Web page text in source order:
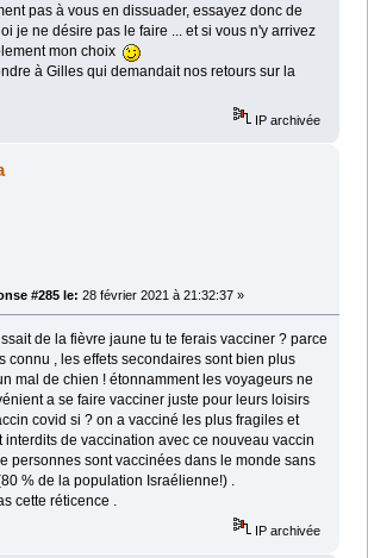
pas à vous en dissuader, essayez donc de
je ne désire pas le faire ... et si vous n'y arrivez
mon choix
à Gilles qui demandait nos retours sur la
IP archivée
#285 le: 28 février 2021 à 21:32:37 »
de la fièvre jaune tu te ferais vacciner ? parce
connu , les effets secondaires sont bien plus
mal de chien ! étonnamment les voyageurs ne
a se faire vacciner juste pour leurs loisirs
covid si ? on a vacciné les plus fragiles et
interdits de vaccination avec ce nouveau vaccin
personnes sont vaccinées dans le monde sans
% de la population Israélienne!) .
cette réticence .
IP archivée